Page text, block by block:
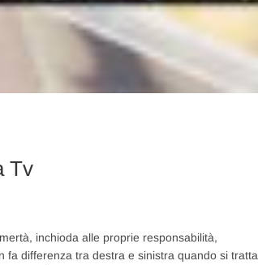
Tv
inchioda alle proprie responsabilità,
fa differenza tra destra e sinistra quando si tratta